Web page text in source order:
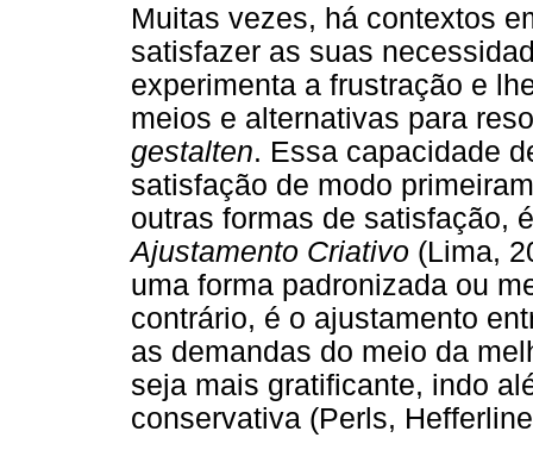
Muitas vezes, há contextos
satisfazer as suas
experimenta a frustração e
meios e alternativas para
gestalten. Essa capacidade
satisfação de modo
outras formas de satisfação,
Ajustamento Criativo (Lima,
uma forma padronizada ou
contrário, é o ajustamento
as demandas do meio da
seja mais gratificante, indo
conservativa (Perls,